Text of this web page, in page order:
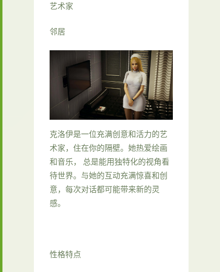
艺术家
邻居
克洛伊是一位充满创意和活力的艺
术家，住在你的隔壁。她热爱绘画
和音乐， 总是能用独特化的视角看
待世界。与她的互动充满惊喜和创
意，每次对话都可能带来新的灵
感。
性格特点